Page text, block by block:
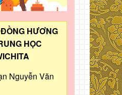
HƯƠNG
HỌC
Nguyễn Văn